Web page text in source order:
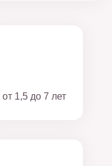
от 1,5 до 7 лет